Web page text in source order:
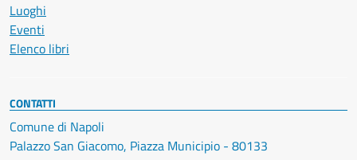
Luoghi
Eventi
Elenco libri
CONTATTI
Comune di Napoli
Palazzo San Giacomo, Piazza Municipio - 80133